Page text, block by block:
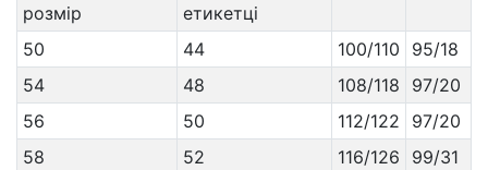
розмір
етикетці
50 44 100/110
95/18
54
48 108/118
97/20
56
50 112/122
97/20
58
52 116/126 99/31